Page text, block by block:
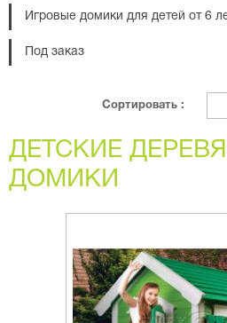
Игровые домики для детей от 6
Под заказ
Сортировать
ДЕТСКИЕ
ДОМИКИ